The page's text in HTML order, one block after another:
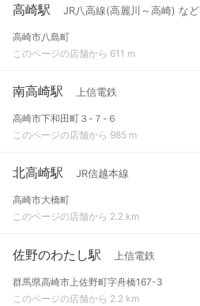
高崎駅 JR八高線(高麗川～高崎) など
高崎市八島町
このページの店舗から 611 m
南高崎駅 上信電鉄
高崎市下和田町３-７-６
このページの店舗から 985 m
北高崎駅 JR信越本線
高崎市大橋町
このページの店舗から 2.2 km
佐野のわたし駅 上信電鉄
群馬県高崎市上佐野町字舟橋167-3
このページの店舗から 2.2 km